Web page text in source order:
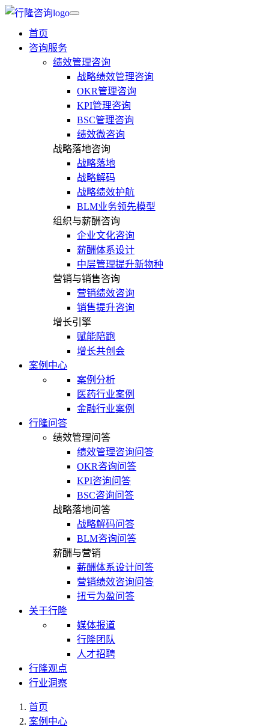
首页
咨询服务
绩效管理咨询
战略绩效管理咨询
OKR管理咨询
KPI管理咨询
BSC管理咨询
绩效微咨询
战略落地咨询
战略落地
战略解码
战略绩效护航
BLM业务领先模型
组织与薪酬咨询
企业文化咨询
薪酬体系设计
中层管理提升新物种
营销与销售咨询
营销绩效咨询
销售提升咨询
增长引擎
赋能陪跑
增长共创会
案例中心
案例分析
医药行业案例
金融行业案例
行隆问答
绩效管理问答
绩效管理咨询问答
OKR咨询问答
KPI咨询问答
BSC咨询问答
战略落地问答
战略解码问答
BLM咨询问答
薪酬与营销
薪酬体系设计问答
营销绩效咨询问答
扭亏为盈问答
关于行隆
媒体报道
行隆团队
人才招聘
行隆观点
行业洞察
首页
案例中心